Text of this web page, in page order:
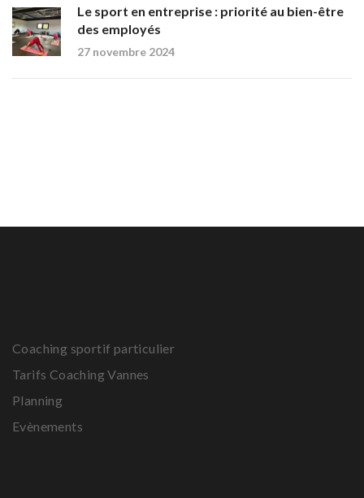
Le sport en entreprise : priorité au bien-être
des employés
27 novembre 2024
Coaching sportif particulier
Tarifs Coaching Vannes
Planning
Evènements